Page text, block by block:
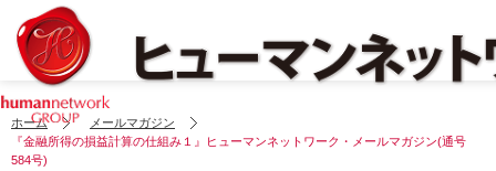
ホーム
メールマガジン
『金融所得の損益計算の仕組み１』ヒューマンネットワーク・メールマガジン(通号
584号)